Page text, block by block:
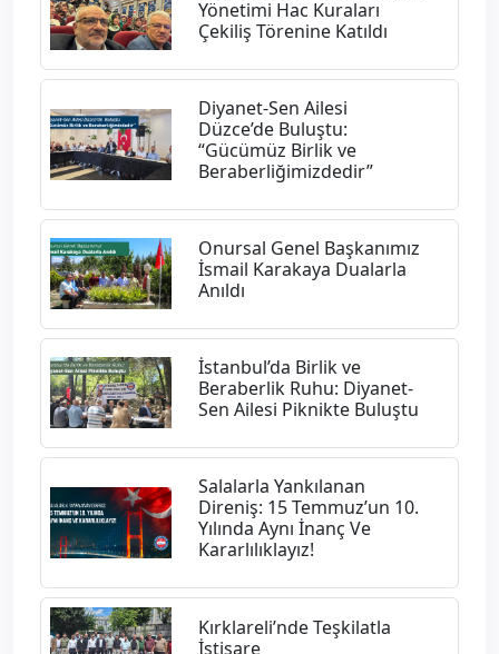
Yönetimi Hac Kuraları
Çekiliş Törenine Katıldı
Diyanet-Sen Ailesi
Düzce’de Buluştu:
“Gücümüz Birlik ve
Beraberliğimizdedir”
Onursal Genel Başkanımız
İsmail Karakaya Dualarla
Anıldı
İstanbul’da Birlik ve
Beraberlik Ruhu: Diyanet-
Sen Ailesi Piknikte Buluştu
Salalarla Yankılanan
Direniş: 15 Temmuz’un 10.
Yılında Aynı İnanç Ve
Kararlılıklayız!
Kırklareli’nde Teşkilatla
İstişare